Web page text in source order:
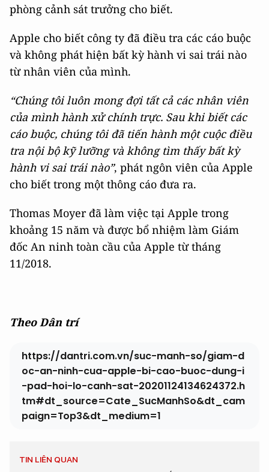
phòng cảnh sát trưởng cho biết.
Apple cho biết công ty đã điều tra các cáo buộc
và không phát hiện bất kỳ hành vi sai trái nào
từ nhân viên của mình.
“Chúng tôi luôn mong đợi tất cả các nhân viên
của mình hành xử chính trực. Sau khi biết các
cáo buộc, chúng tôi đã tiến hành một cuộc điều
tra nội bộ kỹ lưỡng và không tìm thấy bất kỳ
hành vi sai trái nào”, phát ngôn viên của Apple
cho biết trong một thông cáo đưa ra.
Thomas Moyer đã làm việc tại Apple trong
khoảng 15 năm và được bổ nhiệm làm Giám
đốc An ninh toàn cầu của Apple từ tháng
11/2018.
Theo Dân trí
https://dantri.com.vn/suc-manh-so/giam-d
oc-an-ninh-cua-apple-bi-cao-buoc-dung-i
-pad-hoi-lo-canh-sat-20201124134624372.h
tm#dt_source=Cate_SucManhSo&dt_cam
paign=Top3&dt_medium=1
TIN LIÊN QUAN